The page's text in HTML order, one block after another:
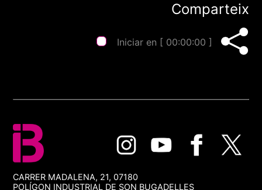
Comparteix
Iniciar en [ 00:00:00 ]
CARRER MADALENA, 21, 07180
POLÍGON INDUSTRIAL DE SON BUGADELLES